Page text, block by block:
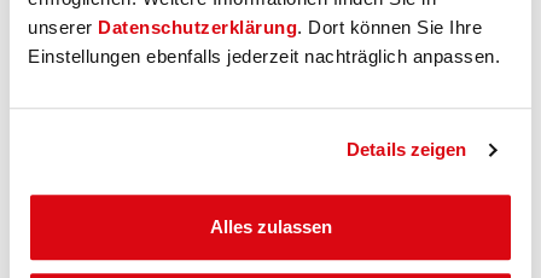
unserer Datenschutzerklärung. Dort können Sie Ihre
Einstellungen ebenfalls jederzeit nachträglich anpassen.
Details zeigen
Alles zulassen
maximal wirtschaftlich zu arbeiten und unsere Versicherten
nicht zu belasten, sofern es irgendwie möglich ist. Unser
persönlicher Service mit individueller Hilfe und ohne Call-Center
PlusLeistungen.
Apropos Leistungen, da gibt es ja gute Nachrichten
konnten wir zum Beispiel das tolle Angebot „BKK Starke Kids“